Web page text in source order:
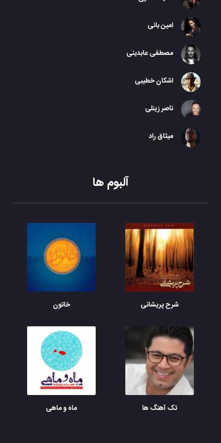
امین بانی
مصطفی عابدینی
اشکان خطیبی
ناصر زینلی
میثاق راد
آلبوم ها
شرح پریشانی خاتون
تک آهنگ ها ماه و ماهی